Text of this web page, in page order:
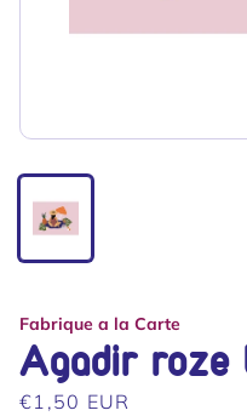
Fabrique a la Carte
Agadir
Normale
€1,50 EUR